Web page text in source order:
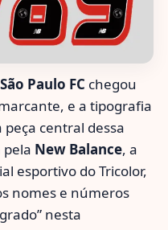
São Paulo FC chegou
e a tipografia
central dessa
pela New Balance, a
esportivo do Tricolor,
nomes e números
nesta